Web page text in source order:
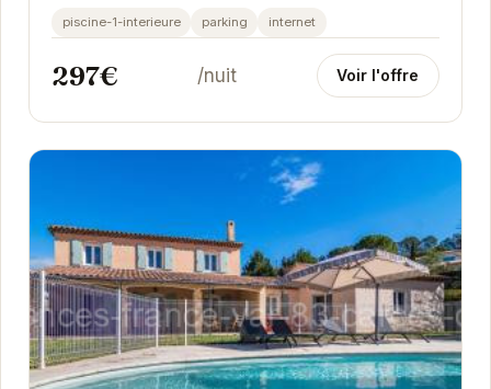
cadre idéal pour se ressourcer et profiter...
piscine-1-interieure parking internet
297€ /nuit Voir l'offre